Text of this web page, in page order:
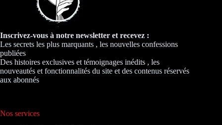
Inscrivez-vous à notre newsletter et recevez :
Les secrets les plus marquants , les nouvelles confessions
publiées
Des histoires exclusives et témoignages inédits , les
nouveautés et fonctionnalités du site et des contenus réservés
aux abonnés
Nos services